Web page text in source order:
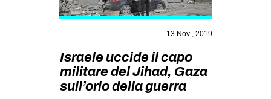
GAZA FREESTYLE
CSOA LAMBRETTA
MSM
STUDENTI TSUNAMI
ZAM
13 Nov , 2019
Israele uccide il capo
militare del Jihad, Gaza
sull’orlo della guerra